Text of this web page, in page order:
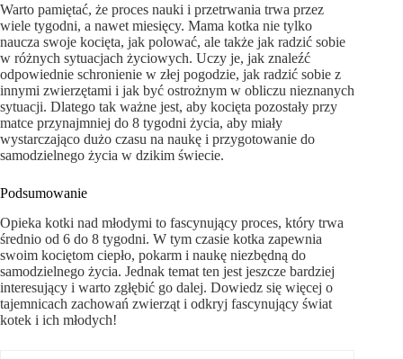
Warto pamiętać, że proces nauki i przetrwania trwa przez
wiele tygodni, a nawet miesięcy. Mama kotka nie tylko
naucza swoje kocięta, jak polować, ale także jak radzić sobie
w różnych sytuacjach życiowych. Uczy je, jak znaleźć
odpowiednie schronienie w złej pogodzie, jak radzić sobie z
innymi zwierzętami i jak być ostrożnym w obliczu nieznanych
sytuacji. Dlatego tak ważne jest, aby kocięta pozostały przy
matce przynajmniej do 8 tygodni życia, aby miały
wystarczająco dużo czasu na naukę i przygotowanie do
samodzielnego życia w dzikim świecie.
Podsumowanie
Opieka kotki nad młodymi to fascynujący proces, który trwa
średnio od 6 do 8 tygodni. W tym czasie kotka zapewnia
swoim kociętom ciepło, pokarm i naukę niezbędną do
samodzielnego życia. Jednak temat ten jest jeszcze bardziej
interesujący i warto zgłębić go dalej. Dowiedz się więcej o
tajemnicach zachowań zwierząt i odkryj fascynujący świat
kotek i ich młodych!